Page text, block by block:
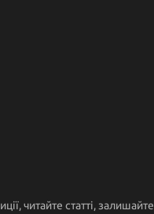
читайте статті, залишайте